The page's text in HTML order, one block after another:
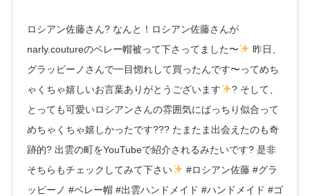
ロシアン佐藤さん? なんと！ロシアン佐藤さんが
narly.coutureのベレー帽被って下さってました〜
昨日、
グラッピーノさんで一目惚れして買ったんです〜ってめち
ゃくちゃ嬉しいお言葉ありがとうございます
? そして、
とっても可愛いロシアンさんの雰囲気にばっちり似合って
めちゃくちゃ嬉しかったです??? たまたま出会えたのも奇
跡的? 出雲の町をYouTubeで紹介されるみたいです? 是非
そちらもチェックしてみて下さい
#ロシアン佐藤 #グラ
ッピーノ #ベレー帽 #出雲ハンドメイド #ハンドメイド #ゴ